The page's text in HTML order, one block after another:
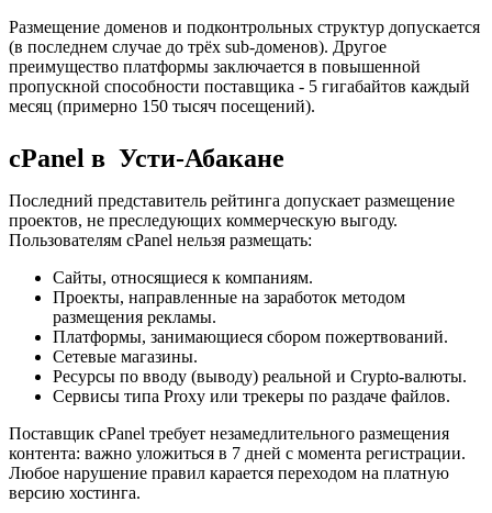
Размещение доменов и подконтрольных структур допускается
(в последнем случае до трёх sub-доменов). Другое
преимущество платформы заключается в повышенной
пропускной способности поставщика - 5 гигабайтов каждый
месяц (примерно 150 тысяч посещений).
cPanel в Усти-Абакане
Последний представитель рейтинга допускает размещение
проектов, не преследующих коммерческую выгоду.
Пользователям cPanel нельзя размещать:
Сайты, относящиеся к компаниям.
Проекты, направленные на заработок методом
размещения рекламы.
Платформы, занимающиеся сбором пожертвований.
Сетевые магазины.
Ресурсы по вводу (выводу) реальной и Crypto-валюты.
Сервисы типа Proxy или трекеры по раздаче файлов.
Поставщик cPanel требует незамедлительного размещения
контента: важно уложиться в 7 дней с момента регистрации.
Любое нарушение правил карается переходом на платную
версию хостинга.